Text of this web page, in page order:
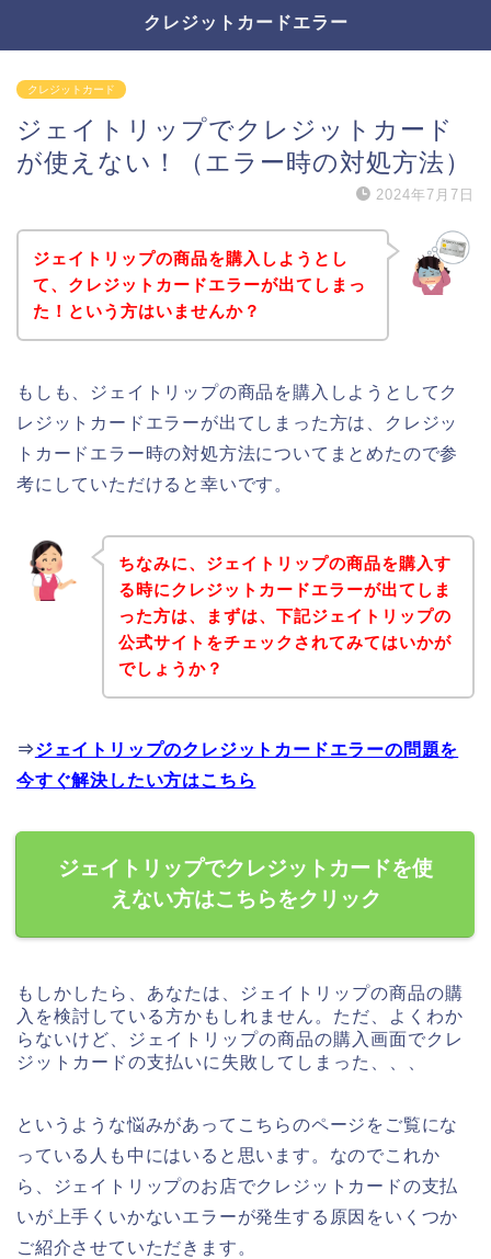
クレジットカードエラー
クレジットカード
ジェイトリップでクレジットカード
が使えない！（エラー時の対処方法）
2024年7月7日
ジェイトリップの商品を購入しようとし
て、クレジットカードエラーが出てしまっ
た！という方はいませんか？
もしも、ジェイトリップの商品を購入しようとしてク
レジットカードエラーが出てしまった方は、クレジッ
トカードエラー時の対処方法についてまとめたので参
考にしていただけると幸いです。
ちなみに、ジェイトリップの商品を購入す
る時にクレジットカードエラーが出てしま
った方は、まずは、下記ジェイトリップの
公式サイトをチェックされてみてはいかが
でしょうか？
⇒ジェイトリップのクレジットカードエラーの問題を
今すぐ解決したい方はこちら
ジェイトリップでクレジットカードを使
えない方はこちらをクリック
もしかしたら、あなたは、ジェイトリップの商品の購
入を検討している方かもしれません。ただ、よくわか
らないけど、ジェイトリップの商品の購入画面でクレ
ジットカードの支払いに失敗してしまった、、、
というような悩みがあってこちらのページをご覧にな
っている人も中にはいると思います。なのでこれか
ら、ジェイトリップのお店でクレジットカードの支払
いが上手くいかないエラーが発生する原因をいくつか
ご紹介させていただきます。